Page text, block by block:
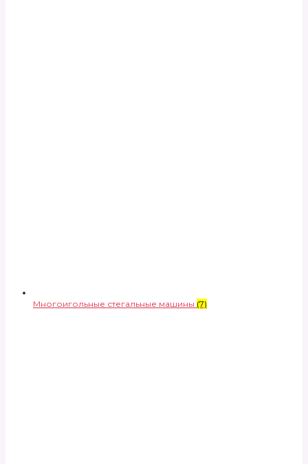
Многоигольные стегальные машины (7)